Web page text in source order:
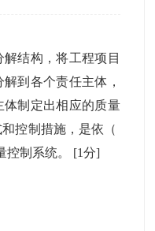
结构，将工程项目
到各个责任主体，
制定出相应的质量
控制措施，是依（
控制系统。 [1分]